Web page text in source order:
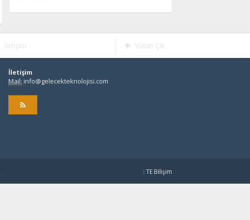
İletişim Yukarı Çık
İletişim
Mail: info@gelecekteknolojisi.com
: TE Bilişim